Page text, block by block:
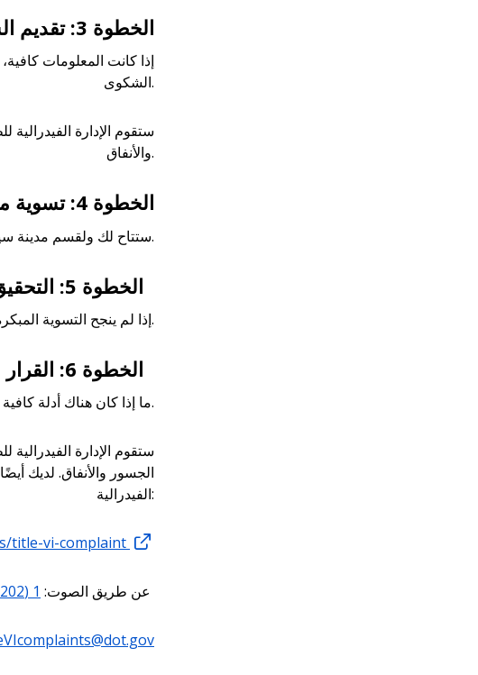
الخطوة 3: تقديم الشكوى
إذا كانت المعلومات
الشكوى.
ستقوم الإدارة
والأنفاق.
الخطوة 4: تسوية مبكرة
ستتاح لك ولقسم مدينة سياتل الفرصة للمشاركة في تسوية مبكرة لمعالجة الشكوى. يتطلب التسوية المبكرة موافقة طوعية من جميع الأطراف.
إذا لم ينجح التسوية المبكرة، فسوف يقوم المحقق بجمع المعلومات وإجراء المقابلات وتحليل الحقائق في غضون 100 يوم من تقديم الشكوى.
ستحدد مكتب سياتل للحقوق المدنية (SOCR) ما إذا كان هناك أدلة كافية لإظهار انتهاك الباب السادس.
ستقوم الإدارة
الجسور والأنفاق. لديك
الفيدرالية:
title-vi-complaint
عن طريق الصوت: 1 (202) 366-الهاتف: